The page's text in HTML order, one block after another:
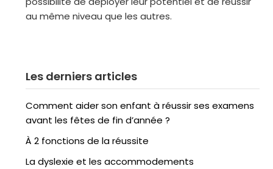
au même niveau que les autres.
Les derniers articles
Comment aider son enfant à réussir ses examens
avant les fêtes de fin d’année ?
À 2 fonctions de la réussite
La dyslexie et les accommodements